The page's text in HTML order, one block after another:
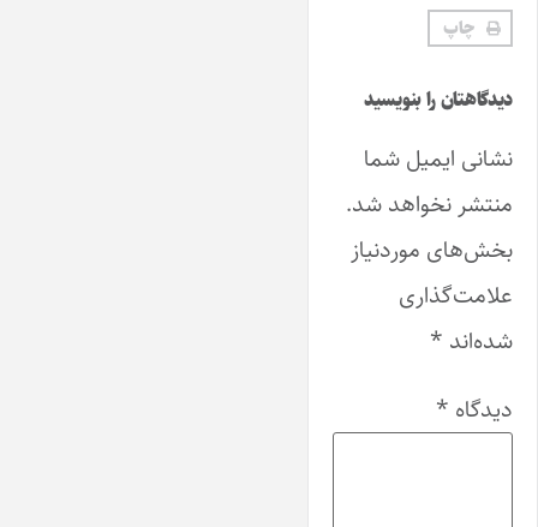
چاپ
دیدگاهتان را بنویسید
نشانی ایمیل شما
منتشر نخواهد شد.
بخش‌های موردنیاز
علامت‌گذاری
شده‌اند *
دیدگاه *